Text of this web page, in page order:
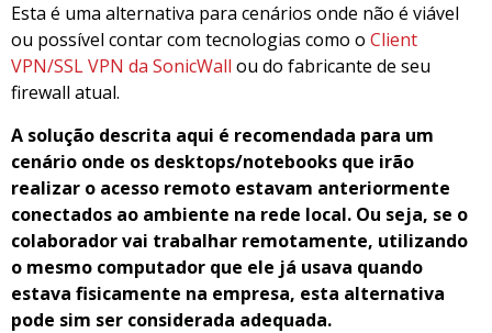
Esta é uma alternativa para cenários onde não é viável
ou possível contar com tecnologias como o Client
VPN/SSL VPN da SonicWall ou do fabricante de seu
firewall atual.
A solução descrita aqui é recomendada para um
cenário onde os desktops/notebooks que irão
realizar o acesso remoto estavam anteriormente
conectados ao ambiente na rede local. Ou seja, se o
colaborador vai trabalhar remotamente, utilizando
o mesmo computador que ele já usava quando
estava fisicamente na empresa, esta alternativa
pode sim ser considerada adequada.